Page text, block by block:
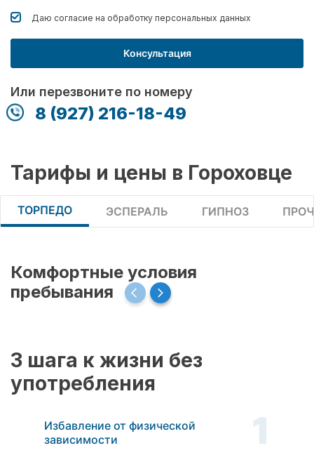
Даю согласие на обработку персональных данных
Консультация
Или перезвоните по номеру
8 (927) 216-18-49
Тарифы и цены в Гороховце
ТОРПЕДО ЭСПЕРАЛЬ ГИПНОЗ
Комфортные условия
пребывания
3 шага к жизни без
употребления
Избавление от физической
зависимости
1